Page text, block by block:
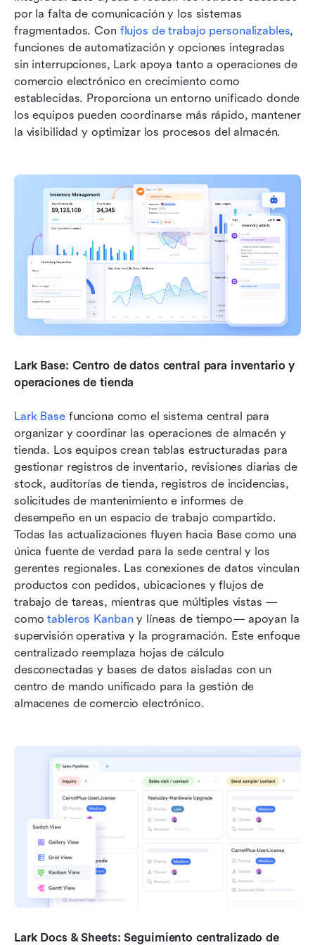
por la falta de comunicación y los sistemas
fragmentados. Con flujos de trabajo personalizables,
funciones de automatización y opciones integradas
sin interrupciones, Lark apoya tanto a operaciones de
comercio electrónico en crecimiento como
establecidas. Proporciona un entorno unificado donde
los equipos pueden coordinarse más rápido, mantener
la visibilidad y optimizar los procesos del almacén.
Lark Base: Centro de datos central para inventario y
operaciones de tienda
Lark Base funciona como el sistema central para
organizar y coordinar las operaciones de almacén y
tienda. Los equipos crean tablas estructuradas para
gestionar registros de inventario, revisiones diarias de
stock, auditorías de tienda, registros de incidencias,
solicitudes de mantenimiento e informes de
desempeño en un espacio de trabajo compartido.
Todas las actualizaciones fluyen hacia Base como una
única fuente de verdad para la sede central y los
gerentes regionales. Las conexiones de datos vinculan
productos con pedidos, ubicaciones y flujos de
trabajo de tareas, mientras que múltiples vistas —
como tableros Kanban y líneas de tiempo— apoyan la
supervisión operativa y la programación. Este enfoque
centralizado reemplaza hojas de cálculo
desconectadas y bases de datos aisladas con un
centro de mando unificado para la gestión de
almacenes de comercio electrónico.
Lark Docs & Sheets: Seguimiento centralizado de